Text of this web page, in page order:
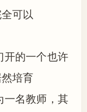
可以
开的一个也许
培育
一名教师，其